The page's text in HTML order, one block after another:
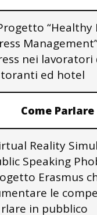
“Healthy
nei
ed hotel
Come
Reality
Speaking
Erasmus
le
in pubblico